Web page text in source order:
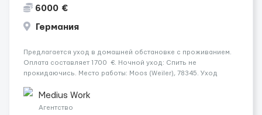
6000 €
Германия
Предлагается уход в домашней обстановке с проживанием.
Оплата составляет 1700 €. Ночной уход: Спить не
прокидаючись. Место работы: Moos (Weiler), 78345. Уход
ясному розумі. Мобильность пациента: Мобільний на візку
(потріб...
Medius Work
Агентство